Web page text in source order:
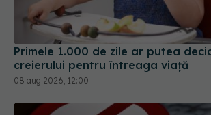
Primele 1.000 de zile ar putea
creierului pentru întreaga viață
08 aug 2026, 12:00